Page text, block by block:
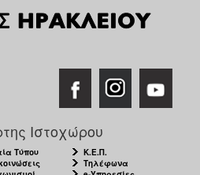
Ιστοχώρου
Τύπου
Κ.Ε.Π.
Τηλέφωνα